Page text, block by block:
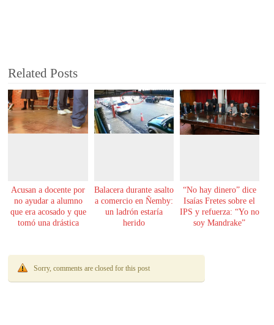
Related Posts
Acusan a docente por
no ayudar a alumno
que era acosado y que
tomó una drástica
Balacera durante asalto
a comercio en Ñemby:
un ladrón estaría
herido
“No hay dinero” dice
Isaías Fretes sobre el
IPS y refuerza: “Yo no
soy Mandrake”
Sorry, comments are closed for this post